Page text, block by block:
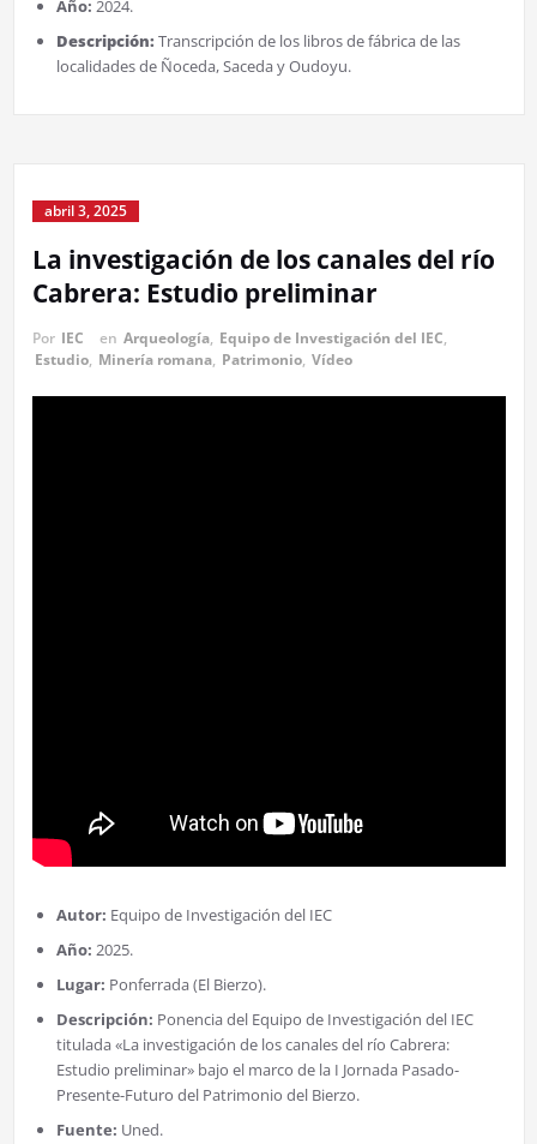
Año: 2024.
Descripción: Transcripción de los libros de fábrica de las
localidades de Ñoceda, Saceda y Oudoyu.
abril 3, 2025
La investigación de los canales del río
Cabrera: Estudio preliminar
Por IEC en Arqueología, Equipo de Investigación del IEC,
Estudio, Minería romana, Patrimonio, Vídeo
Autor: Equipo de Investigación del IEC
Año: 2025.
Lugar: Ponferrada (El Bierzo).
Descripción: Ponencia del Equipo de Investigación del IEC
titulada «La investigación de los canales del río Cabrera:
Estudio preliminar» bajo el marco de la I Jornada Pasado-
Presente-Futuro del Patrimonio del Bierzo.
Fuente: Uned.